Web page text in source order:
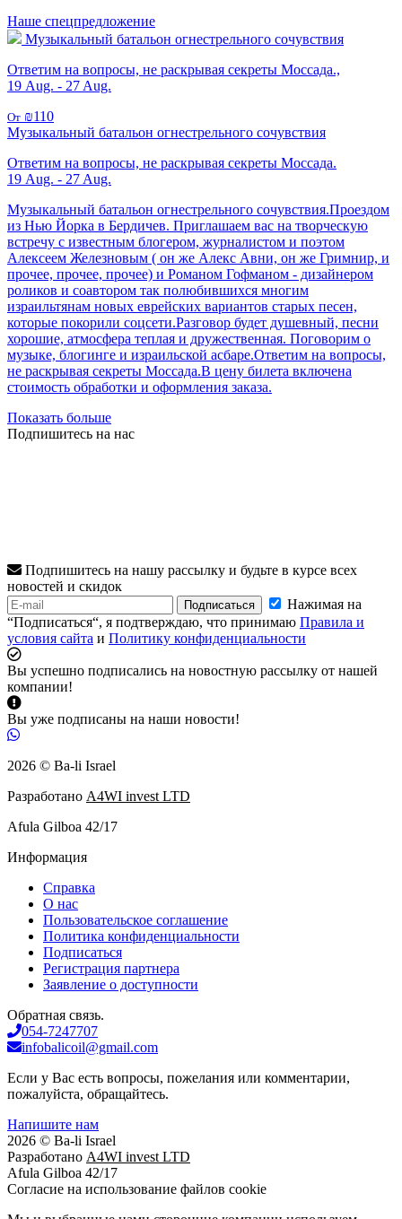
Наше спецпредложение
Музыкальный батальон огнестрельного сочувствия
Ответим на вопросы, не раскрывая секреты Моссада.,
19 Aug. - 27 Aug.
От ₪110
Музыкальный батальон огнестрельного сочувствия
Ответим на вопросы, не раскрывая секреты Моссада.
19 Aug. - 27 Aug.
Музыкальный батальон огнестрельного сочувствия.Проездом
из Нью Йорка в Бердичев. Приглашаем вас на творческую
встречу с известным блогером, журналистом и поэтом
Алексеем Железновым ( он же Алекс Авни, он же Гримнир, и
прочее, прочее, прочее) и Романом Гофманом - дизайнером
роликов и соавтором так полюбившихся многим
израильтянам новых еврейских вариантов старых песен,
которые покорили соцсети.Разговор будет душевный, песни
хорошие, атмосфера теплая и дружественная. Поговорим о
музыке, блогинге и израильской асбаре.Ответим на вопросы,
не раскрывая секреты Моссада.В цену билета включена
стоимость обработки и оформления заказа.
Показать больше
Подпишитесь на нас
Подпишитесь на нашу рассылку и будьте в курсе всех
новостей и скидок
Подписаться
Нажимая на
“Подписаться“, я подтверждаю, что принимаю Правила и
условия сайта и Политику конфиденциальности
Вы успешно подписались на новостную рассылку от нашей
компании!
Вы уже подписаны на наши новости!
2026 © Ba-li Israel
Разработано A4WI invest LTD
Afula Gilboa 42/17
Информация
Справка
О нас
Пользовательское соглашение
Политика конфиденциальности
Подписаться
Регистрация партнера
Заявление о доступности
Обратная связь.
054-7247707
infobalicoil@gmail.com
Если у Вас есть вопросы, пожелания или комментарии,
пожалуйста, обращайтесь.
Напишите нам
2026 © Ba-li Israel
Разработано A4WI invest LTD
Afula Gilboa 42/17
Cогласие на использование файлов cookie